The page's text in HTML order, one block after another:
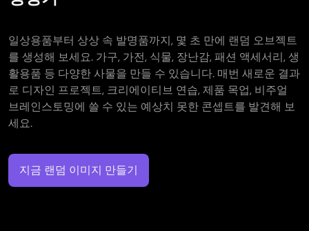
일상용품부터 상상 속 발명품까지, 몇 초 만에 랜덤 오브젝트
를 생성해 보세요. 가구, 가전, 식물, 장난감, 패션 액세서리, 생
활용품 등 다양한 사물을 만들 수 있습니다. 매번 새로운 결과
로 디자인 프로젝트, 크리에이티브 연습, 제품 목업, 비주얼
브레인스토밍에 쓸 수 있는 예상치 못한 콘셉트를 발견해 보
세요.
지금 랜덤 이미지 만들기